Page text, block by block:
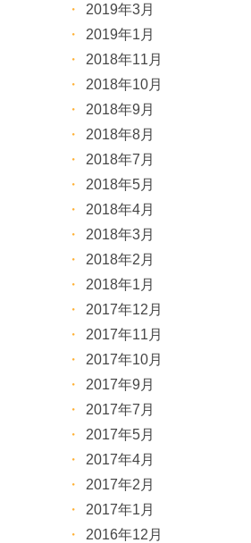
2019年3月
2019年1月
2018年11月
2018年10月
2018年9月
2018年8月
2018年7月
2018年5月
2018年4月
2018年3月
2018年2月
2018年1月
2017年12月
2017年11月
2017年10月
2017年9月
2017年7月
2017年5月
2017年4月
2017年2月
2017年1月
2016年12月